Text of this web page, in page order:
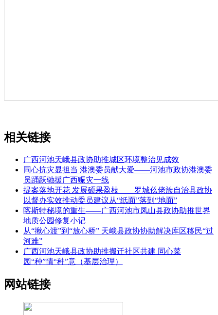
相关链接
广西河池天峨县政协助推城区环境整治见成效
同心抗灾显担当 港澳委员献大爱——河池市政协港澳委
员踊跃驰援广西赈灾一线
提案落地开花 发展硕果盈枝——罗城仫佬族自治县政协
以督办实效推动委员建议从“纸面”落到“地面”
喀斯特秘境的重生——广西河池市凤山县政协助推世界
地质公园修复小记
从“揪心渡”到“放心桥” 天峨县政协协助解决库区移民“过
河难”
广西河池天峨县政协助推搬迁社区共建 同心菜
园“种”情“种”意（基层治理）
网站链接